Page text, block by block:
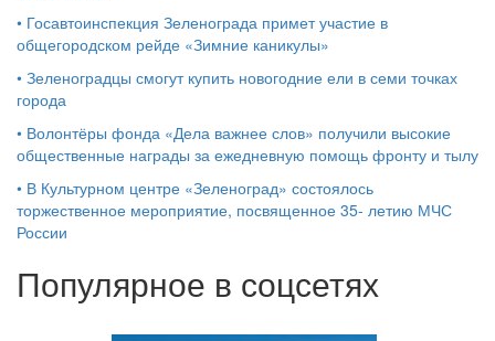
• Госавтоинспекция Зеленограда примет участие в
общегородском рейде «Зимние каникулы»
• Зеленоградцы смогут купить новогодние ели в семи точках
города
• Волонтёры фонда «Дела важнее слов» получили высокие
общественные награды за ежедневную помощь фронту и тылу
• В Культурном центре «Зеленоград» состоялось
торжественное мероприятие, посвященное 35- летию МЧС
России
Популярное в соцсетях